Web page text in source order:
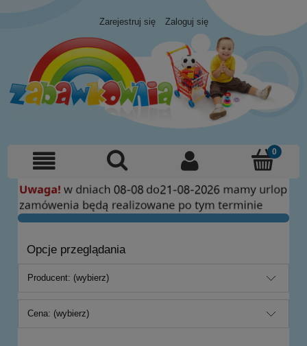
Zarejestruj się Zaloguj się
Opcje przeglądania
Producent: (wybierz)
Cena: (wybierz)